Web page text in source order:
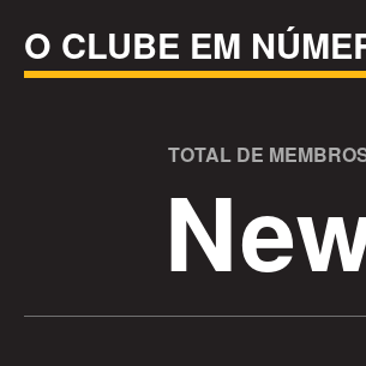
O CLUBE EM
TOTAL DE